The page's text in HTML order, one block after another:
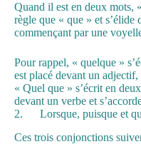
Quand il est en deux mots,
règle que « que » et s’élide
commençant par une
Pour rappel, « quelque »
est placé devant un
« Quel que » s’écrit en
devant un verbe et
2. Lorsque, puisque et
Ces trois conjonctions